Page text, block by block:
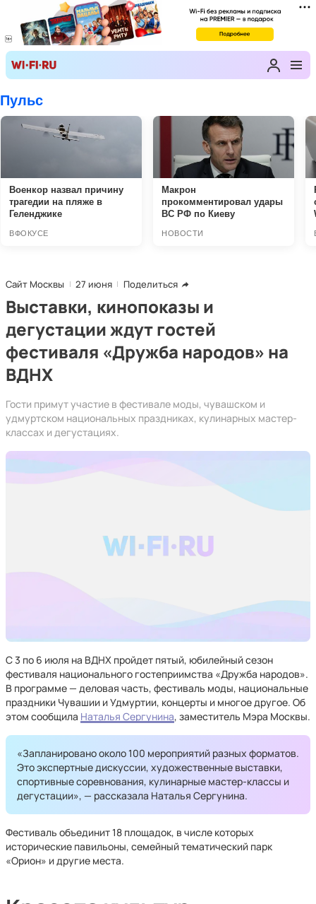
Сайт Москвы 27 июня Поделиться
Выставки, кинопоказы и
дегустации ждут гостей
фестиваля «Дружба народов» на
ВДНХ
Гости примут участие в фестивале моды, чувашском и
удмуртском национальных праздниках, кулинарных мастер-
классах и дегустациях.
С 3 по 6 июля на ВДНХ пройдет пятый, юбилейный сезон
фестиваля национального гостеприимства «Дружба народов».
В программе — деловая часть, фестиваль моды, национальные
праздники Чувашии и Удмуртии, концерты и многое другое. Об
этом сообщила Наталья Сергунина, заместитель Мэра Москвы.
«Запланировано около 100 мероприятий разных форматов.
Это экспертные дискуссии, художественные выставки,
спортивные соревнования, кулинарные мастер-классы и
дегустации», — рассказала Наталья Сергунина.
Фестиваль объединит 18 площадок, в числе которых
исторические павильоны, семейный тематический парк
«Орион» и другие места.